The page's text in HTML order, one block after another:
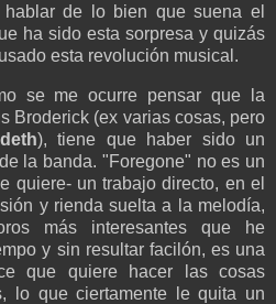
de lo bien que suena el
ha sido esta sorpresa y quizás
esta revolución musical.
se me ocurre pensar que la
Broderick (ex varias cosas, pero
), tiene que haber sido un
la banda. "Foregone" no es un
quiere- un trabajo directo, en el
y rienda suelta a la melodía,
más interesantes que he
y sin resultar facilón, es una
que quiere hacer las cosas
lo que ciertamente le quita un